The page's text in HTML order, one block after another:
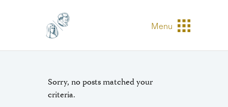
Menu
Sorry, no posts matched your
criteria.